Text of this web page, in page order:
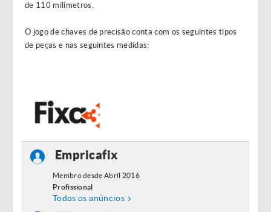
de 110 milímetros.
O jogo de chaves de precisão conta com os seguintes tipos
de peças e nas seguintes medidas:
Empricafix
Membro desde Abril 2016
Profissional
Todos os anúncios